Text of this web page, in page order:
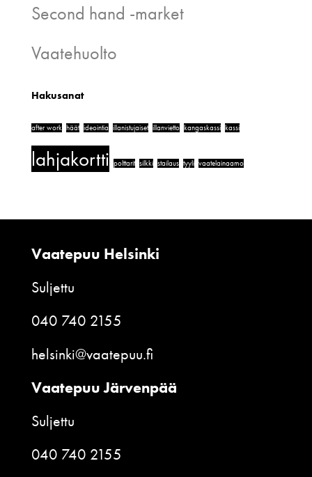
Second hand -market
Vaatehuolto
Hakusanat
after work häät ideointia illanistujaiset illanvietto kangaskassi kassi
lahjakortti polttarit silkki stailaus tyyli vaatelainaamo
Vaatepuu Helsinki
Suljettu
040 740 2155
helsinki@vaatepuu.fi
Vaatepuu Järvenpää
Suljettu
040 740 2155